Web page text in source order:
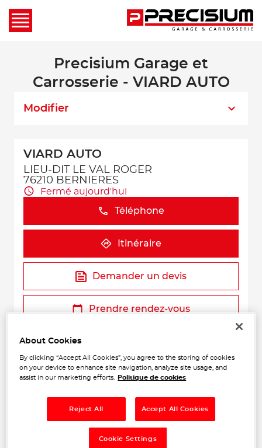
Precisium Garage et
Carrosserie - VIARD AUTO
Modifier
VIARD AUTO
LIEU-DIT LE VAL ROGER
76210 BERNIERES
Fermé aujourd'hui
Téléphone
Itinéraire
Demander un devis
Prendre rendez-vous
About Cookies
By clicking “Accept All Cookies”, you agree to the storing of cookies
on your device to enhance site navigation, analyze site usage, and
assist in our marketing efforts.
Politique de cookies
Reject All Accept All Cookies
Cookie Settings